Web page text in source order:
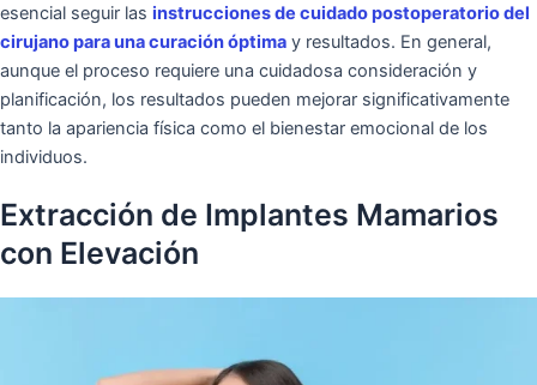
esencial seguir las instrucciones de cuidado postoperatorio del
cirujano para una curación óptima y resultados. En general,
aunque el proceso requiere una cuidadosa consideración y
planificación, los resultados pueden mejorar significativamente
tanto la apariencia física como el bienestar emocional de los
individuos.
Extracción de Implantes Mamarios
con Elevación